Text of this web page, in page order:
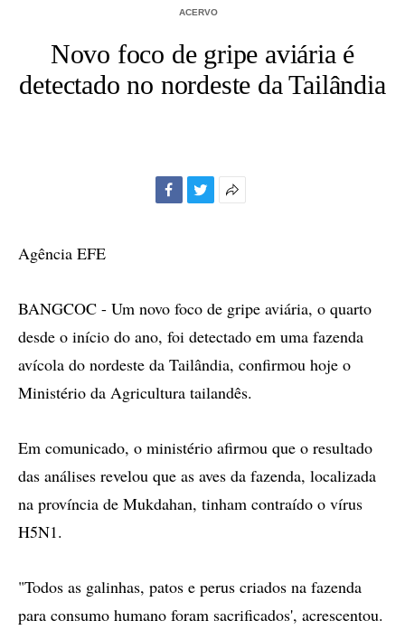
ACERVO
Novo foco de gripe aviária é
detectado no nordeste da Tailândia
Agência EFE
BANGCOC - Um novo foco de gripe aviária, o quarto
desde o início do ano, foi detectado em uma fazenda
avícola do nordeste da Tailândia, confirmou hoje o
Ministério da Agricultura tailandês.
Em comunicado, o ministério afirmou que o resultado
das análises revelou que as aves da fazenda, localizada
na província de Mukdahan, tinham contraído o vírus
H5N1.
"Todos as galinhas, patos e perus criados na fazenda
para consumo humano foram sacrificados', acrescentou.